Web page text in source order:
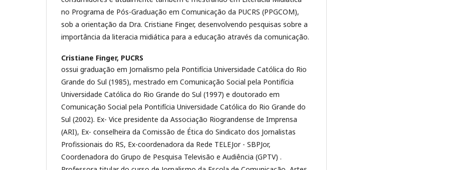
no Programa de Pós-Graduação em Comunicação da PUCRS (PPGCOM),
sob a orientação da Dra. Cristiane Finger, desenvolvendo pesquisas sobre a
importância da literacia midiática para a educação através da comunicação.
Cristiane Finger, PUCRS
ossui graduação em Jornalismo pela Pontifícia Universidade Católica do Rio
Grande do Sul (1985), mestrado em Comunicação Social pela Pontifícia
Universidade Católica do Rio Grande do Sul (1997) e doutorado em
Comunicação Social pela Pontifícia Universidade Católica do Rio Grande do
Sul (2002). Ex- Vice presidente da Associação Riograndense de Imprensa
(ARI), Ex- conselheira da Comissão de Ética do Sindicato dos Jornalistas
Profissionais do RS, Ex-coordenadora da Rede TELEJor - SBPJor,
Coordenadora do Grupo de Pesquisa Televisão e Audiência (GPTV) .